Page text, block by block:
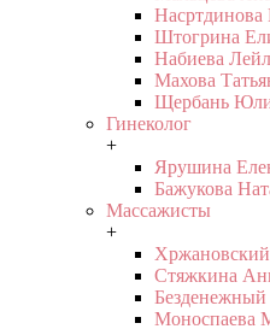
Штогрина
Набиева
Махова
Щербань
Гинеколог
+
Ярушина
Бажукова
Массажисты
+
Стяжкина
Моноспаева